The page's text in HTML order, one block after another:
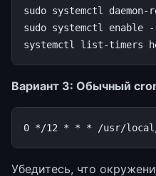
sudo systemctl
daemon-
sudo systemctl enable
systemctl
list-timers
Вариант 3: Обычный
0 */12 * * * /usr/local
Убедитесь, что